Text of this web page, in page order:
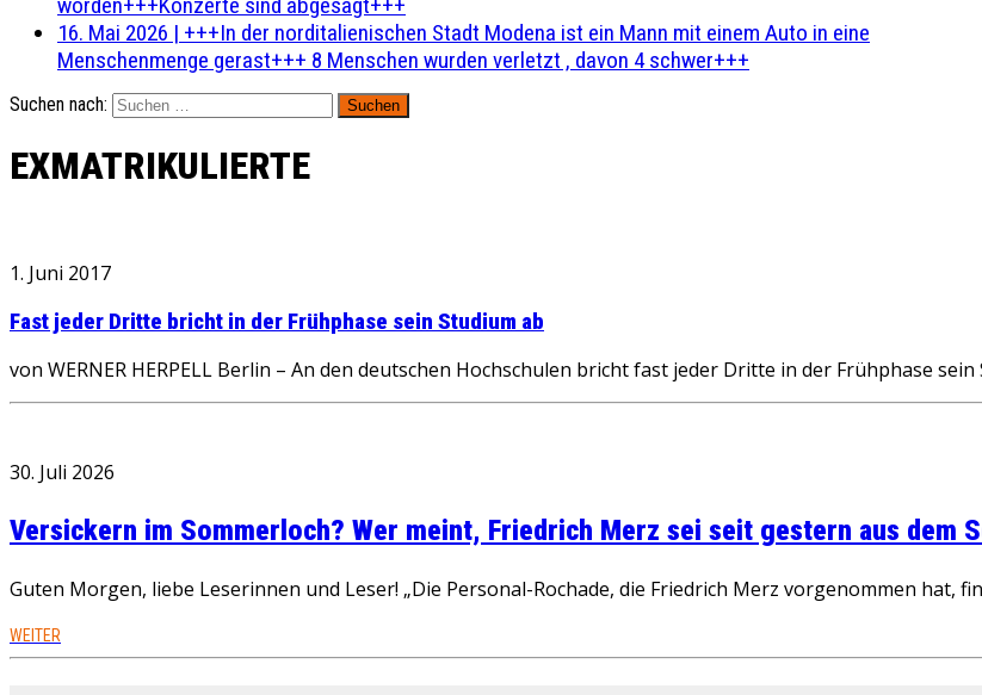
16. Mai 2026 | +++In der norditalienischen Stadt Modena ist ein Mann mit einem Auto in eine
Menschenmenge gerast+++ 8 Menschen wurden verletzt , davon 4 schwer+++
Suchen nach:
EXMATRIKULIERTE
1. Juni 2017
Fast jeder Dritte bricht in der Frühphase sein Studium ab
von WERNER HERPELL Berlin – An den deutschen Hochschulen bricht fast jeder Dritte in der Frühphase
30. Juli 2026
Versickern im Sommerloch? Wer meint, Friedrich Merz sei seit gestern aus dem
Guten Morgen, liebe Leserinnen und Leser! „Die Personal-Rochade, die Friedrich Merz vorgenommen hat,
WEITER